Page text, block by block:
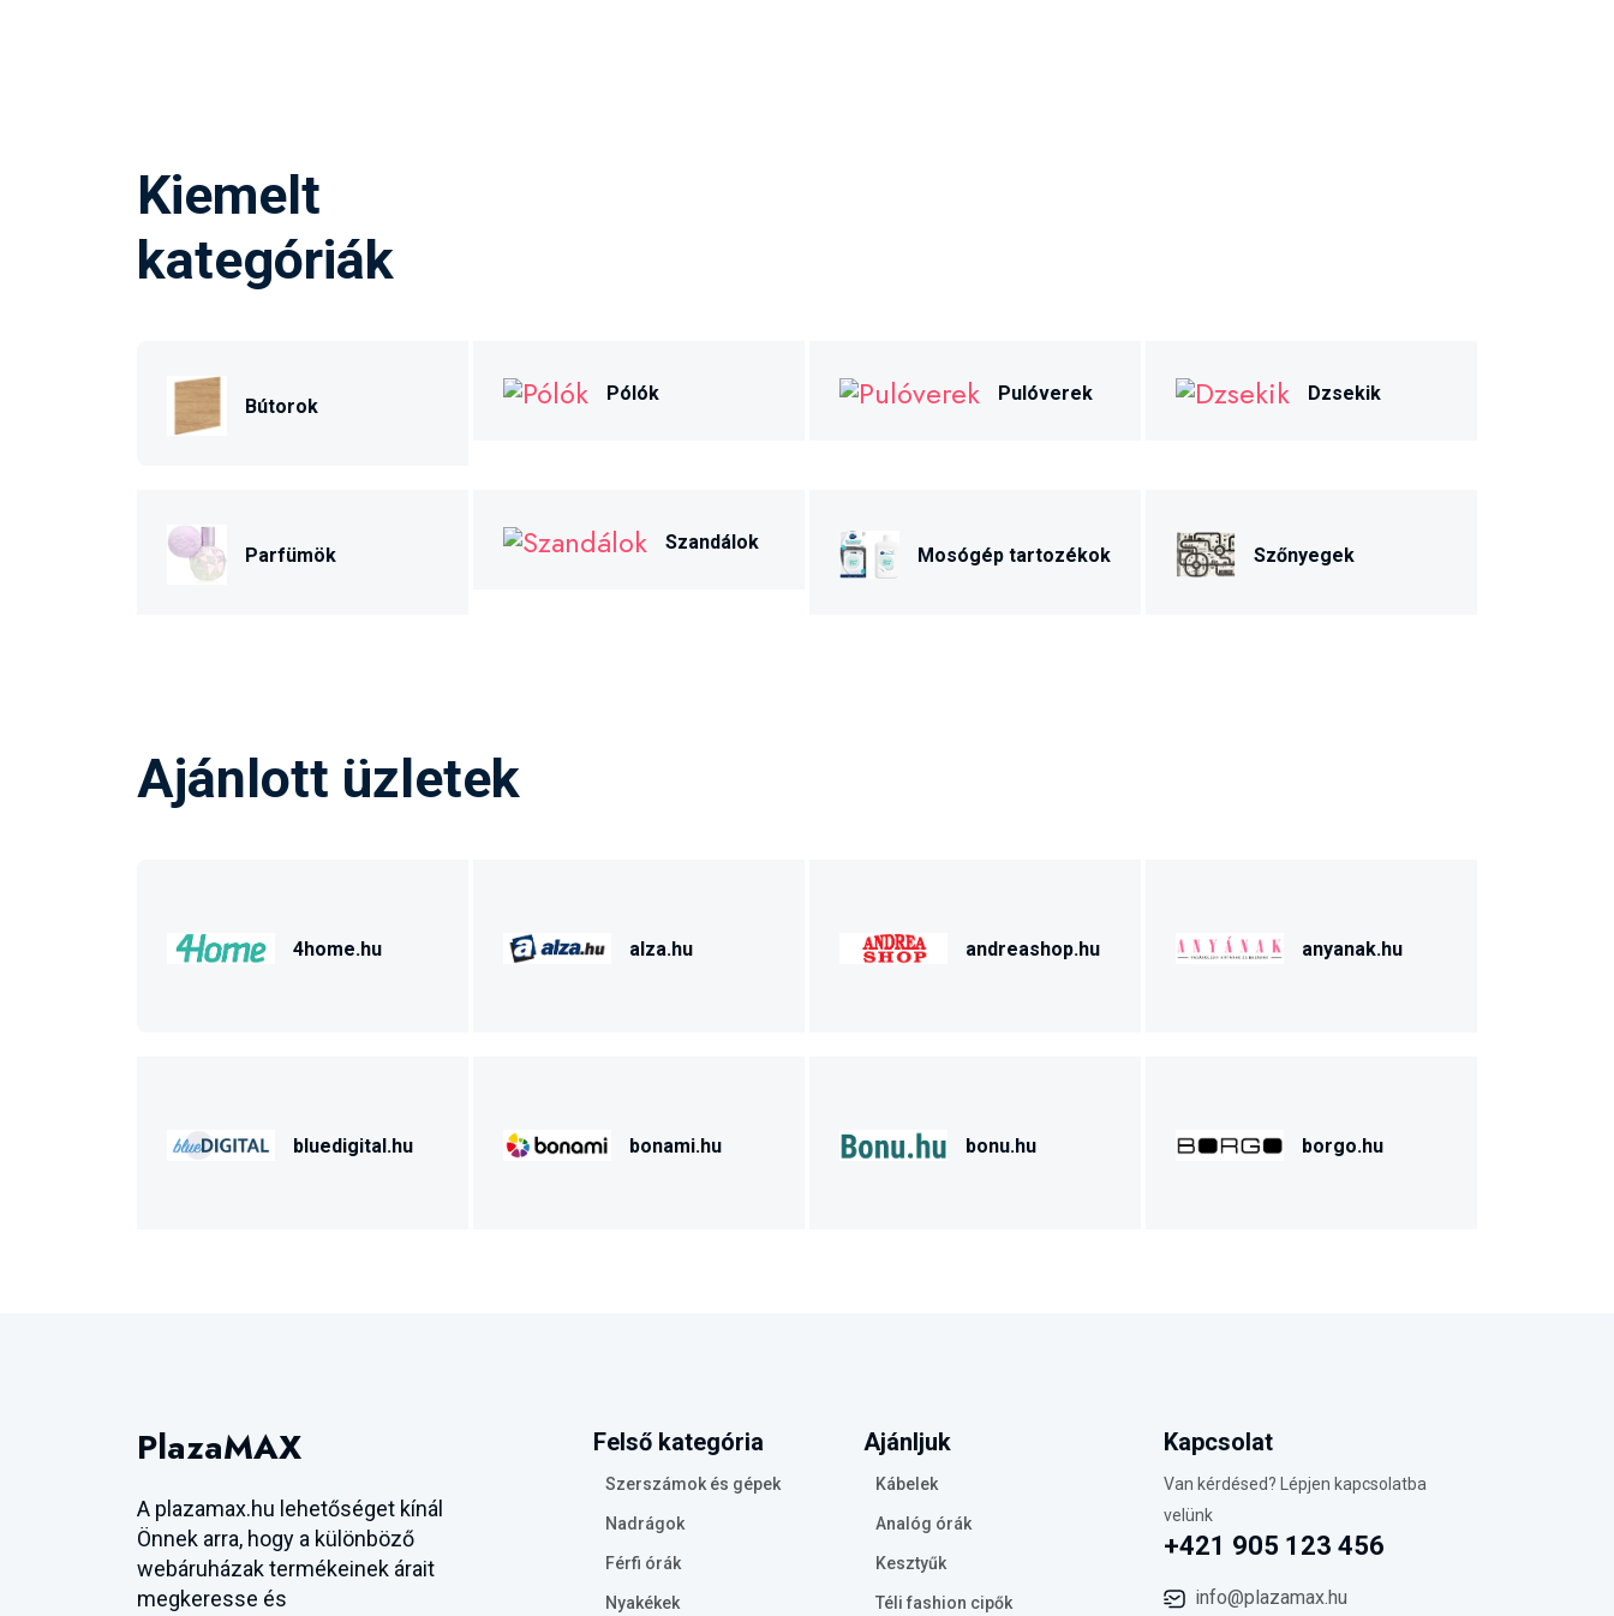
Kiemelt
kategóriák
Bútorok
Pólók Pulóverek Dzsekik
Parfümök
Szandálok
Mosógép tartozékok Szőnyegek
Ajánlott üzletek
4home.hu alza.hu andreashop.hu anyanak.hu
bluedigital.hu bonami.hu bonu.hu borgo.hu
PlazaMAX
A plazamax.hu lehetőséget kínál
Önnek arra, hogy a különböző
webáruházak termékeinek árait
megkeresse és
Felső kategória
Szerszámok és gépek
Nadrágok
Férfi órák
Nyakékek
Ajánljuk
Kábelek
Analóg órák
Kesztyűk
Téli fashion cipők
Kapcsolat
Van kérdésed? Lépjen kapcsolatba
velünk
+421 905 123 456
info@plazamax.hu